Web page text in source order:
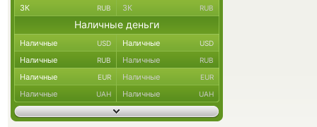
ЗК RUB ЗК RUB
Наличные деньги
Наличные USD Наличные USD
Наличные RUB Наличные RUB
Наличные EUR Наличные EUR
Наличные UAH Наличные UAH